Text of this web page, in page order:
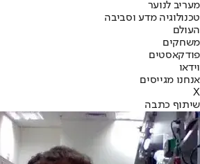
מעריב לנוער
טכנולוגיה מדע וסביבה
העולם
משחקים
פודקאסטים
וידאו
אנחנו מגייסים
X
שיתוף כתבה